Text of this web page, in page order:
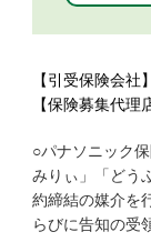
【引受保険会
【保険募集代
○パナソニック
みりぃ」「どう
約締結の媒介を
らびに告知の受